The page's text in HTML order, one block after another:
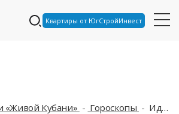
Квартиры от ЮгСтройИнвест
«Живой Кубани» Гороскопы Идеальное время, чтобы замедлиться и насладиться результатами своих трудов